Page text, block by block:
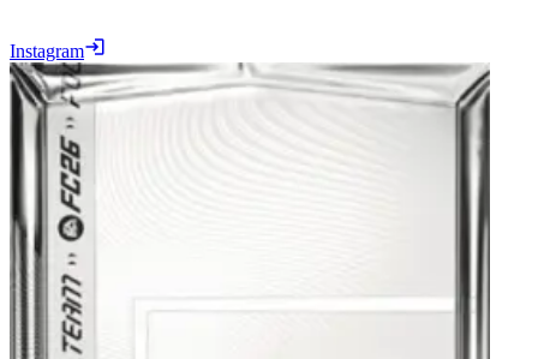
Instagram